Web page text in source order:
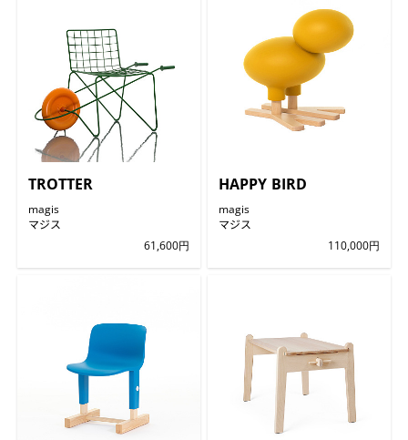
TROTTER
magis
マジス
61,600円
HAPPY BIRD
magis
マジス
110,000円